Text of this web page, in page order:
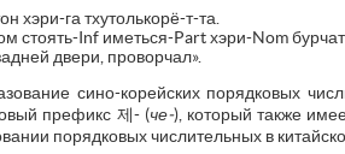
хэри-га тхутолькорё-т-та.
стоять-Inf иметься-Part хэри-Nom
двери, проворчал».
сино-корейских порядковых
префикс 제- (че-), который также
порядковых числительных в